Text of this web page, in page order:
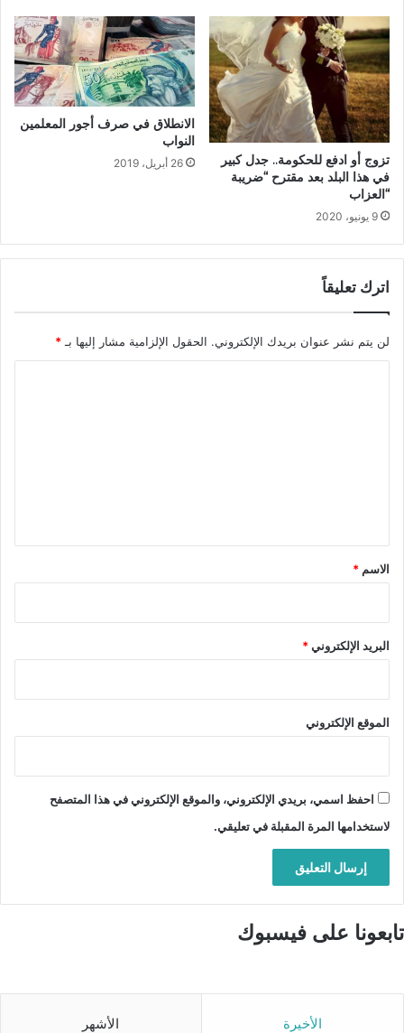
ﺗﺰﻭﺝ ﺃﻭ ﺍﺩﻓﻊ ﻟﻠﺤﻜﻮﻣﺔ.. ﺟﺪﻝ ﻛﺒﻴﺮ
ﻓﻲ هذا البلد ﺑﻌﺪ ﻣﻘﺘﺮﺡ “ﺿﺮﻳﺒﺔ
“ﺍﻟﻌﺰﺍﺏ
9 يونيو، 2020
الانطلاق في صرف أجور المعلمين
النواب
26 أبريل، 2019
اترك تعليقاً
لن يتم نشر عنوان بريدك الإلكتروني. الحقول الإلزامية مشار إليها بـ *
*
الاسم *
البريد الإلكتروني*
الموقع الإلكتروني
احفظ اسمي، بريدي الإلكتروني، والموقع الإلكتروني في هذا المتصفح
لاستخدامها المرة المقبلة في تعليقي.
تابعونا على فيسبوك
الأخيرة الأشهر